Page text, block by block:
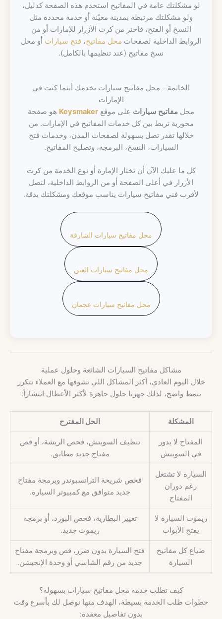
لو مشكلتك عامة في المفاتيح استخدم هذه الصفحة كدليل،
ولو مشكلتك مرتبطة بمدينة معيّنة أو خدمة محددة مثل
النسخ أو الفتح، فاختر من كرت الأزرار للإمارات أو من
الروابط الداخلية لصفحات محل مفاتيح، فتح سيارات أو محل
نسخ مفاتيح (عند تنظيمها بالكامل).
الخاتمة – محل مفاتيح سيارات يخدمك أينما كنت في
الإمارات
محل مفاتيح سيارات على موقع Keysmaker هو صفحة
محورية تربط بين كل خدمات المفاتيح في الإمارات. من
خلالها تقدر تصل بسهولة لصفحات المدن، وخدمات فتح
السيارات، النسخ، البرمجة، وتصليح المفاتيح.
كل ما عليك الآن أن تختار الإمارة أو نوع الخدمة من كرت
الأزرار في أعلى الصفحة أو من الروابط الداخلية، لتصل
لأقرب فني مفاتيح سيارات يناسب موقعك ومشكلتك بدقة.
محل مفاتيح سيارات الشارقة
محل مفاتيح سيارات العين
محل مفاتيح سيارات عجمان
مشاكل مفاتيح السيارات الشائعة وحلول عملية
خلال اليوم العادي، أكثر المشاكل اللي نشوفها مع العملاء تتكرر
بنمط واضح، لذلك جهزنا حلول جاهزة لأكثر الأعطال انتشاراً:
المشكلة الحل المقترح
المفتاح لا يدور
في السويتش
تنظيف السويتش، فحص الريشة، أو قص
مفتاح جديد مطابق.
السيارة لا تشتغل
رغم دوران
المفتاح
فحص شريحة الترانسبوندر وبرمجة مفتاح
جديد متوافق مع كمبيوتر السيارة.
ريموت السيارة لا
يفتح الأبواب
تغيير البطارية، فحص البورد، أو برمجة
ريموت جديد.
ضياع كل مفاتيح
السيارة
فتح السيارة بدون ضرر، قص وبرمجة مفتاح
جديد من رقم الشاسي أو وحدة الإنجيشن.
كيف تطلب خدمة محل مفاتيح سيارات بسهولة؟
خطوات طلب الخدمة بسيطة، الهدف منها نوصل لك بأسرع وقت
بدون تفاصيل معقدة: